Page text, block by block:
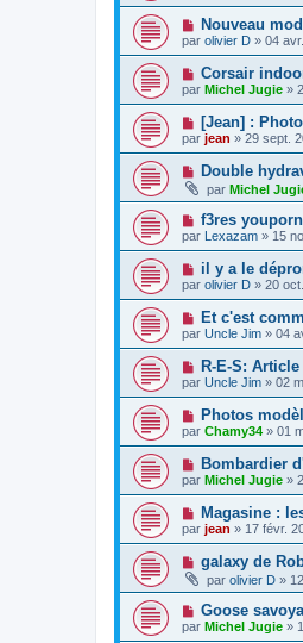
Nouveau
par olivier D » 04
Corsair
par Michel Jugie »
[Jean] :
par jean » 29 sept.
Double
par Michel
f3res youporn
par Lexazam » 15
il y a le
par olivier D » 20
Et c'est
par Uncle Jim » 04
R-E-S:
par Uncle Jim » 02
Photos
par Chamy34 » 01
Bombardier
par Michel Jugie »
Magasine :
par jean » 17 févr.
galaxy de
par olivier D »
Goose
par Michel Jugie »